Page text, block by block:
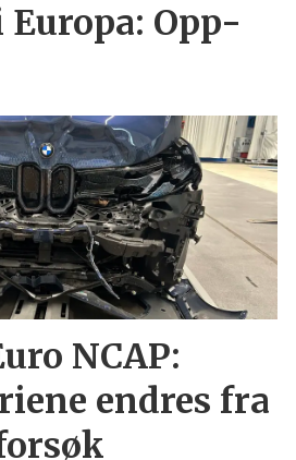
Opp-
NCAP:
endres fra